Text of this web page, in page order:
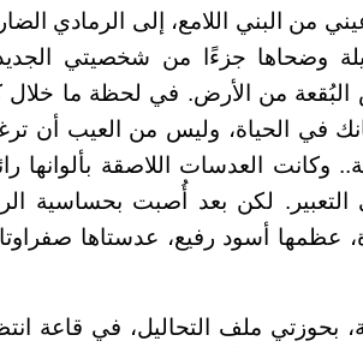
من البني اللامع، إلى الرمادي
وضحاها جزءًا من شخصيتي
من الأرض. في لحظة ما خلال
في الحياة، وليس من العيب أن
وكانت العدسات اللاصقة بألوانها
لكن بعد أُصبت بحساسية
عظمها أسود رفيع، عدستاها
ملف التحاليل، في قاعة